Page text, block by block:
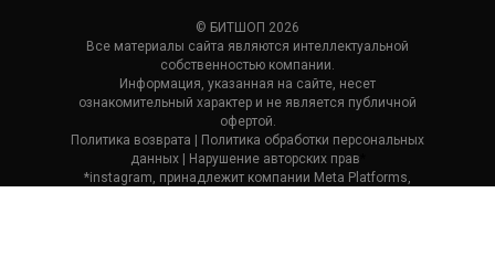
© БИТШОП 2026
Все материалы сайта являются интеллектуальной
собственностью компании.
Информация, указанная на сайте, несет
ознакомительный характер и не является публичной
офертой.
Политика возврата | Политика обработки персональных
данных | Нарушение авторских прав
*instagram, принадлежит компании Meta Platforms,